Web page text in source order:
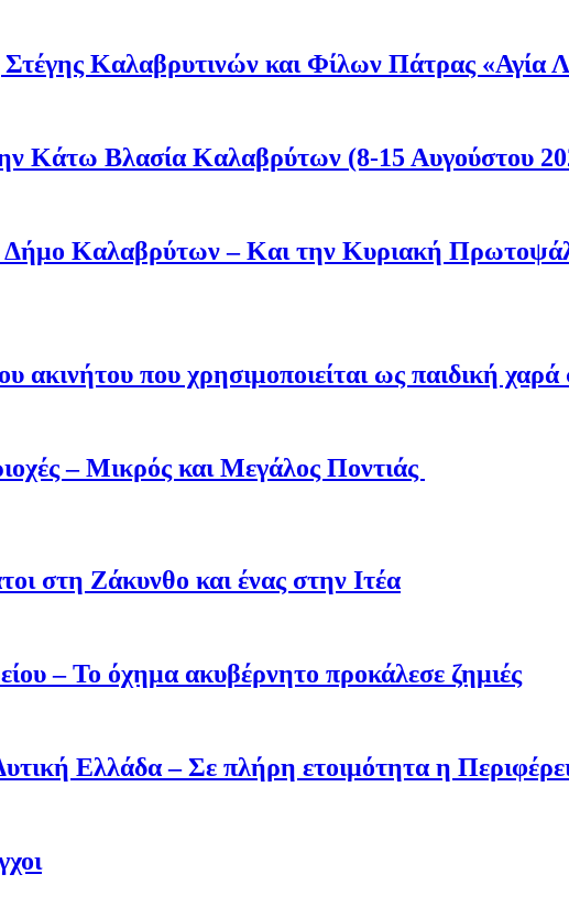
Καλαβρυτινών και Φίλων Πάτρας «Αγία
Κάτω Βλασία Καλαβρύτων (8-15 Αυγούστου
Δήμο Καλαβρύτων – Και την Κυριακή
που χρησιμοποιείται ως παιδική χαρά
– Μικρός και Μεγάλος Ποντιάς
στη Ζάκυνθο και ένας στην Ιτέα
– Το όχημα ακυβέρνητο προκάλεσε ζημιές
Ελλάδα – Σε πλήρη ετοιμότητα η